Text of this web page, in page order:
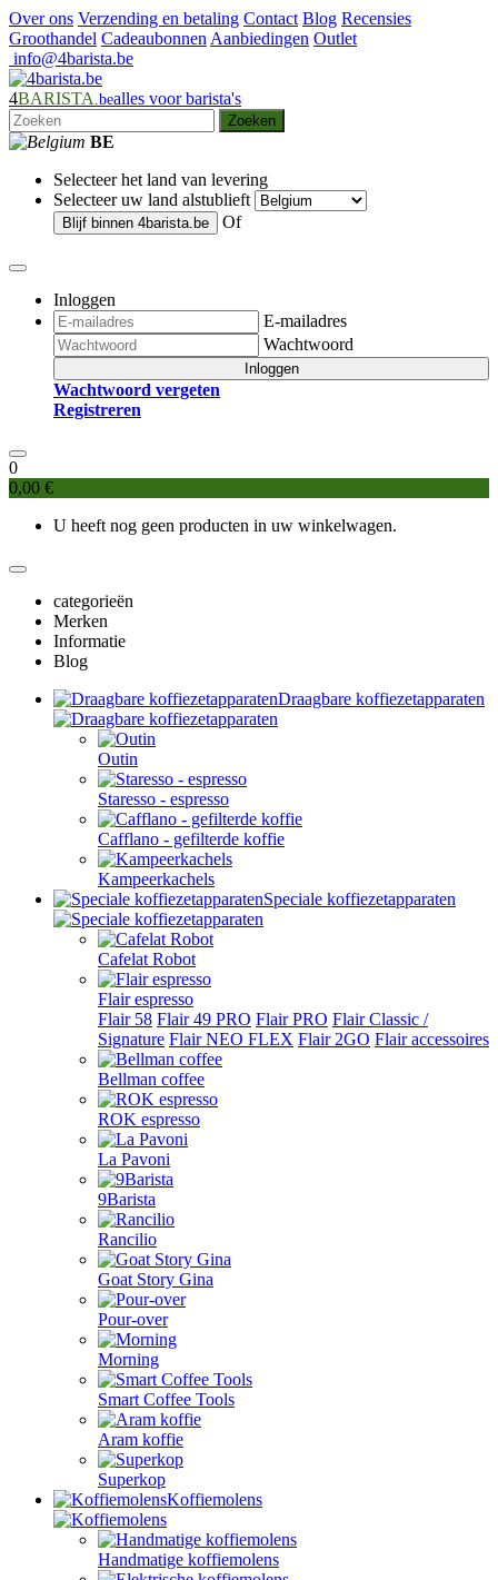
Over ons Verzending en betaling Contact Blog Recensies
Groothandel Cadeaubonnen Aanbiedingen Outlet
info@4barista.be
4BARISTA .bealles voor barista's
Zoeken
BE
Selecteer het land van levering
Selecteer uw land alstublieft
Blijf binnen 4barista.be Of
Inloggen
E-mailadres
Wachtwoord
Inloggen
Wachtwoord vergeten
Registreren
0
0,00 €
U heeft nog geen producten in uw winkelwagen.
categorieën
Merken
Informatie
Blog
Draagbare koffiezetapparaten
Outin
Staresso - espresso
Cafflano - gefilterde koffie
Kampeerkachels
Speciale koffiezetapparaten
Cafelat Robot
Flair espresso
Flair 58 Flair 49 PRO Flair PRO Flair Classic /
Signature Flair NEO FLEX Flair 2GO Flair accessoires
Bellman coffee
ROK espresso
La Pavoni
9Barista
Rancilio
Goat Story Gina
Pour-over
Morning
Smart Coffee Tools
Aram koffie
Superkop
Koffiemolens
Handmatige koffiemolens